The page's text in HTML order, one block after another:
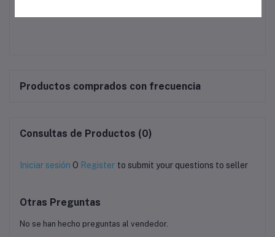
Productos comprados con frecuencia
Consultas de Productos (0)
Iniciar sesión O Register to submit your questions to seller
Otras Preguntas
No se han hecho preguntas al vendedor.